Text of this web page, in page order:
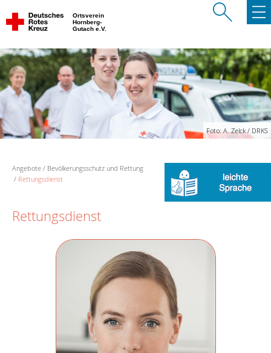
Ortsverein
Hornberg-
Gutach e.V.
Foto: A. Zelck / DRKS
Angebote
Bevölkerungsschutz und Rettung
Rettungsdienst
Rettungsdienst